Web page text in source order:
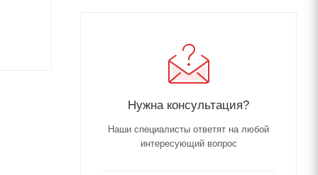
Нужна консультация?
Наши специалисты ответят на любой
интересующий вопрос